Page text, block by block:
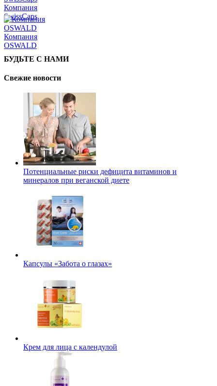
Компания
SwissCaps
Компания
OSWALD
БУДЬТЕ С НАМИ
Свежие новости
Потенциальные риски дефицита витаминов и
минералов при веганской диете
Капсулы «Забота о глазах»
Крем для лица с календулой